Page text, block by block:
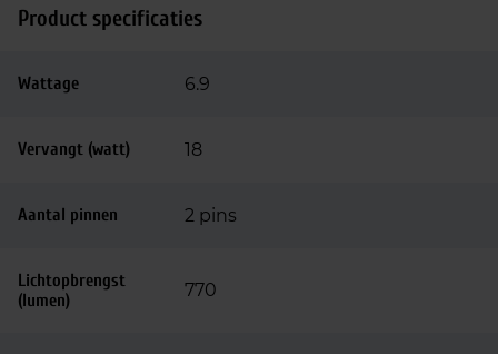
Product specificaties
Wattage 6.9
Vervangt (watt) 18
Aantal pinnen 2 pins
Lichtopbrengst
(lumen)
770